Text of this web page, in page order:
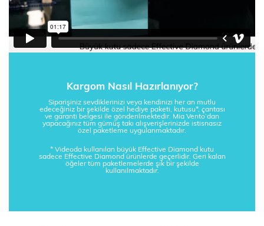
Kargom Nasıl Hazırlanıyor?
Siparişiniz sevdiklerinizi veya kendinizi her an mutlu
edeceğiniz bir şekilde özel hediye paketi, kutusu*, çantası
ve garanti belgesi ile gönderilmektedir. Mia Vento’dan
yapacağınız tüm gümüş takı alışverişlerinizde istisnasız
özel paketleme uygulanmaktadır.
* Videoda kullanılan büyük Effective Diamond kutu
sadece Effective Diamond ürünlerde geçerlidir. Geri kalan
öğeler tüm paketlemelerde şık bir şekilde
kullanılmaktadır.